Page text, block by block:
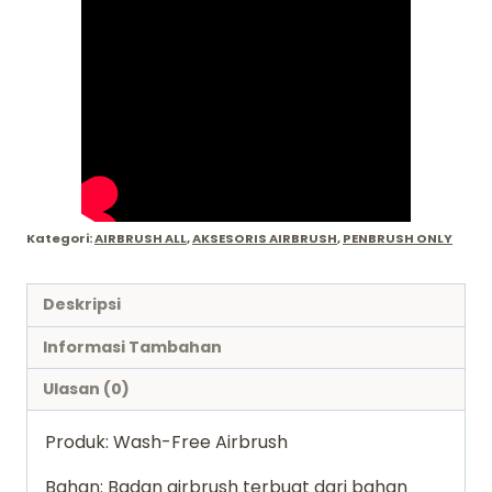
Kategori:AIRBRUSH ALL,AKSESORIS AIRBRUSH,PENBRUSH ONLY
Deskripsi
Informasi Tambahan
Ulasan (0)
Produk: Wash-Free Airbrush